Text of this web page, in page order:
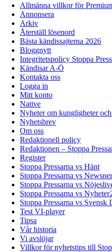
Allmänna villkor för
Annonsera
Arkiv
Återställ lösenord
Bästa kändissajterna 2026
Bloggnytt
Integritetspolicy Stoppa
Kändisar A-Ö
Kontakta oss
Logga in
Mitt konto
Native
Nyheter om kungligheter
Nyhetsbrev
Om oss
Redaktionell policy
Redaktionen – Stoppa
Register
Stoppa Pressarna vs Hänt
Stoppa Pressarna vs Newsner
Stoppa Pressarna vs
Stoppa Pressarna vs
Stoppa Pressarna vs Svensk
Test VI-player
Tipsa
Vår historia
Vi avslöjar
Villkor för nyhetstips till